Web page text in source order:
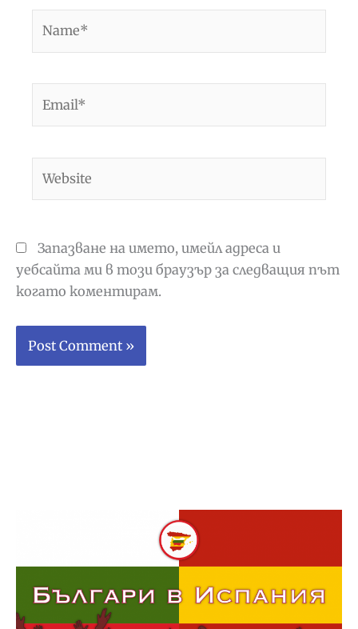
Запазване на името, имейл адреса и
уебсайта ми в този браузър за следващия път
когато коментирам.